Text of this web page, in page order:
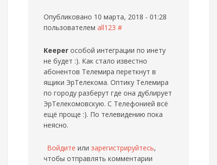
Опубликовано 10 марта, 2018 - 01:28
пользователем all123 #
Keeper особой интеграции по инету
не будет :). Как стало известно
абонентов Телемира переткнут в
ящики ЭрТелекома. Оптику Телемира
по городу разберут где она дублирует
ЭрТелекомовскую. С Телефонией всё
ещё проще :). По телевидению пока
неясно.
Войдите или зарегистрируйтесь,
чтобы отправлять комментарии